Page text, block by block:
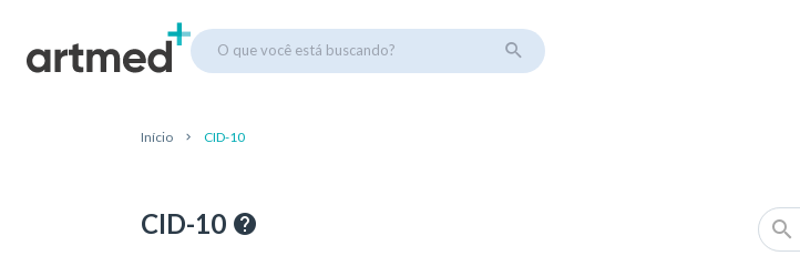
O que você está buscando?
Início CID-10
CID-10